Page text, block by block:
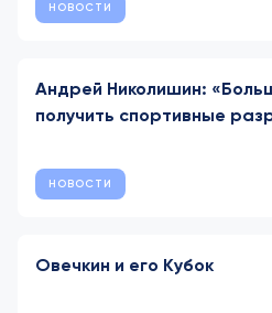
НОВОСТИ
Андрей Николишин:
получить спортивные
НОВОСТИ
Овечкин и его Кубок